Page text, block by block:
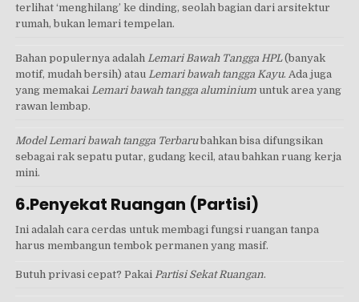
terlihat ‘menghilang’ ke dinding, seolah bagian dari arsitektur
rumah, bukan lemari tempelan.
Bahan populernya adalahLemari Bawah Tangga HPL(banyak
motif, mudah bersih) atauLemari bawah tangga Kayu. Ada juga
yang memakaiLemari bawah tangga aluminium untuk area yang
rawan lembap.
Model Lemari bawah tangga Terbarubahkan bisa difungsikan
sebagai rak sepatu putar, gudang kecil, atau bahkan ruang kerja
mini.
6.Penyekat Ruangan (Partisi)
Ini adalah cara cerdas untuk membagi fungsi ruangan tanpa
harus membangun tembok permanen yang masif.
Butuh privasi cepat? PakaiPartisi Sekat Ruangan.